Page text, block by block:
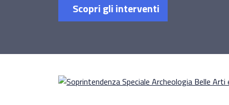
Scopri gli interventi